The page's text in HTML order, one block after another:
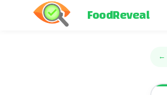
FoodReveal
←